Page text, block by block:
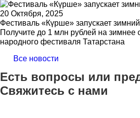
20 Октября, 2025
Фестиваль «Күрше» запускает
Получите до 1 млн рублей на зимнее
народного фестиваля Татарстана
Все новости
Есть вопросы или
Свяжитесь с нами